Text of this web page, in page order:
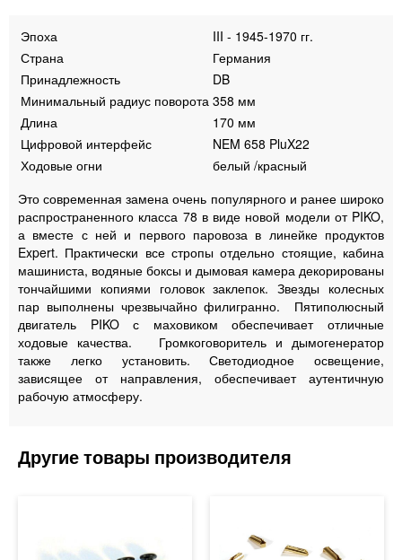
Эпоха
III - 1945-1970 гг.
Страна
Германия
Принадлежность
DB
Минимальный радиус поворота 358 мм
Длина
170 мм
Цифровой интерфейс
NEM 658 PluX22
Ходовые огни
белый /красный
Это современная замена очень популярного и ранее широко
распространенного класса 78 в виде новой модели от PIKO,
а вместе с ней и первого паровоза в линейке продуктов
Expert. Практически все стропы отдельно стоящие, кабина
машиниста, водяные боксы и дымовая камера декорированы
тончайшими копиями головок заклепок. Звезды колесных
пар выполнены чрезвычайно филигранно. Пятиполюсный
двигатель PIKO с маховиком обеспечивает отличные
ходовые качества. Громкоговоритель и дымогенератор
также легко установить. Светодиодное освещение,
зависящее от направления, обеспечивает аутентичную
рабочую атмосферу.